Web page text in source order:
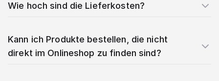
Wie hoch sind die Lieferkosten?
Kann ich Produkte bestellen, die nicht
direkt im Onlineshop zu finden sind?